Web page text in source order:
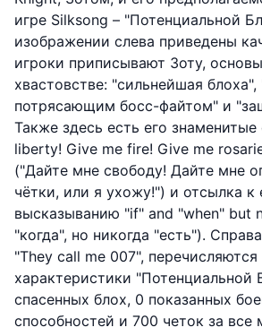
игре Silksong – "Потенциальной
изображении слева приведены
игроки приписывают Зоту,
хвастовстве: "сильнейшая
потрясающим босс-файтом" и
Также здесь есть его
liberty! Give me fire! Give me
("Дайте мне свободу! Дайте мне
чётки, или я ухожу!") и отсылка к
высказыванию "if" and "when" but
"когда", но никогда "есть").
"They call me 007",
характеристики "Потенциальной
спасенных блох, 0 показанных
способностей и 700 четок за все